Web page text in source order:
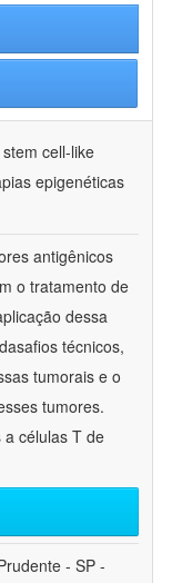
cell-like
epigenéticas
antigênicos
o tratamento de
dessa
técnicos,
tumorais e o
tumores.
a células T de
- SP -